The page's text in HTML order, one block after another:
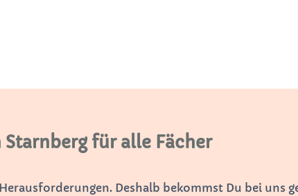
für alle Fächer
Deshalb bekommst Du bei uns